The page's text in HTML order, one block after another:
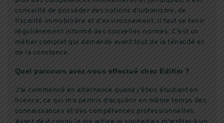
conseillé de posséder des notions d’urbanisme, de
fiscalité immobilière et d’environnement. Il faut se tenir
régulièrement informé des nouvelles normes. C’est un
métier complet qui demande avant tout de la ténacité et
de la constance.
Quel parcours avez-vous effectué chez Edifim ?
J’ai commencé en alternance quand j’étais étudiant en
licence, ce qui m’a permis d’acquérir en même temps des
connaissances et des compétences professionnelles.